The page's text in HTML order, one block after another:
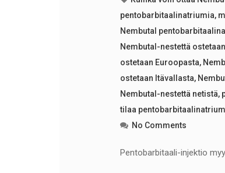
pentobarbitaalinatriumia,
Nembutal
Nembutal-nestettä ostetaan
ostetaan Euroopasta,
ostetaan Itävallasta,
Nembutal-nestettä netistä,
tilaa
No Comments
Pentobarbitaali-injektio